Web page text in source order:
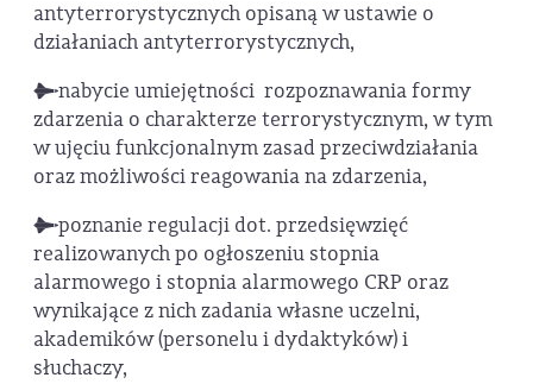
antyterrorystycznych opisaną w ustawie o
działaniach antyterrorystycznych,
nabycie umiejętności rozpoznawania formy
zdarzenia o charakterze terrorystycznym, w tym
w ujęciu funkcjonalnym zasad przeciwdziałania
oraz możliwości reagowania na zdarzenia,
poznanie regulacji dot. przedsięwzięć
realizowanych po ogłoszeniu stopnia
alarmowego i stopnia alarmowego CRP oraz
wynikające z nich zadania własne uczelni,
akademików (personelu i dydaktyków) i
słuchaczy,